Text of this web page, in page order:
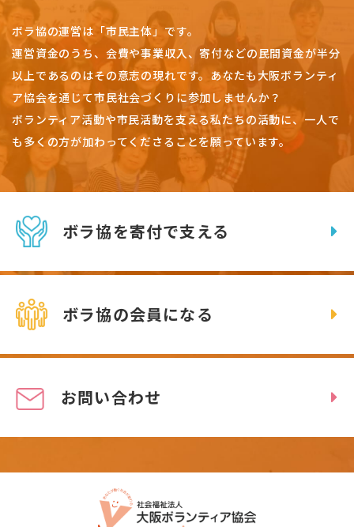
ボラ協の運営は「市民主体」です。
運営資金のうち、会費や事業収入、寄付などの民間資金が半分
以上であるのはその意志の現れです。 あなたも大阪ボランティ
ア協会を通じて市民社会づくりに参加しませんか？
ボランティア活動や市民活動を支える私たちの活動に、一人で
も多くの方が加わってくださることを願っています。
ボラ協を寄付で支える
ボラ協の会員になる
お問い合わせ